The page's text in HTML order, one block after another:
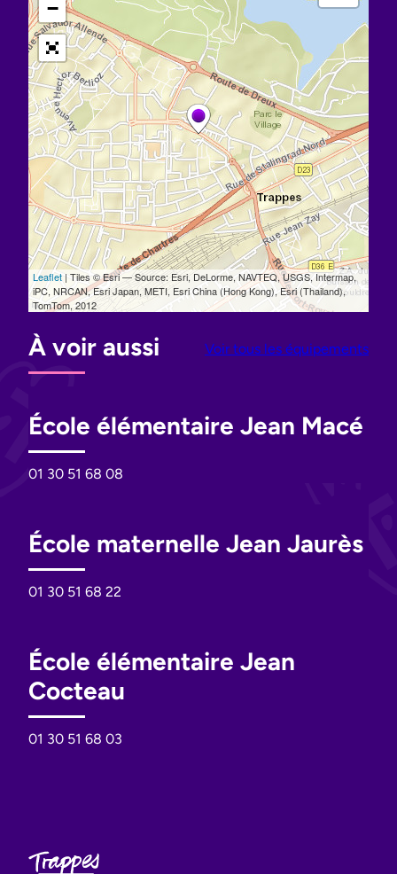
À voir aussi Voir tous les équipements
École élémentaire Jean Macé
01 30 51 68 08
École maternelle Jean Jaurès
01 30 51 68 22
École élémentaire Jean
Cocteau
01 30 51 68 03